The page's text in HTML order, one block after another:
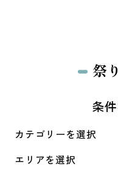
祭
条
カテゴリーを選択
エリアを選択